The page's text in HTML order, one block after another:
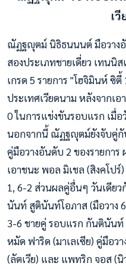
เ
ณัฏฐญุตม์ นิธิธนนนต์ มือวางอั
สองประเภทชายเดี่ยว เทนนิ
เกรด 5 รายการ "โฮจิมินห์ ซิ
ประเทศเวียดนาม หลังจากเ
0 ในการแข่งขันรอบแรก เมื่
นอกจากนี้ ณัฏฐญุตม์ยังจับคู่กั
คู่มือวางอันดับ 2 ของรายการ
เอาชนะ พอล มิเชล (สิงคโป
1, 6-2 ส่วนผลคู่อื่นๆ วันเดีย
นันท์ สูตินันท์โอภาส (มือวาง
3-6 ชายคู่ รอบแรก กันตินัน
หมัด ฟาริด (มาเลเซีย) คู่มือ
(ลัตเวีย) และ แพทริก จอส (